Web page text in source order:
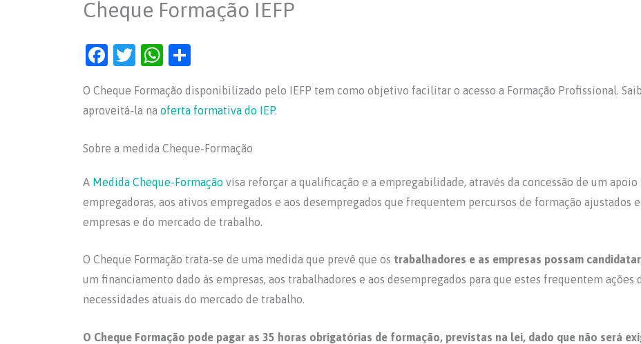
Cheque Formação IEFP
F
c
e
b
o
k
T
itt
er
W
at
s
A
p
ar
e
O Cheque Formação disponibilizado pelo IEFP tem como objetivo facilitar o acesso a Formação Profissional.
aproveitá-la na oferta formativa do IEP.
Sobre a medida Cheque-Formação
A Medida Cheque-Formação visa reforçar a qualificação e a empregabilidade, através da concessão de um
empregadoras, aos ativos empregados e aos desempregados que frequentem percursos de formação ajustados
empresas e do mercado de trabalho.
O Cheque Formação trata-se de uma medida que prevê que os trabalhadores e as empresas possam
um financiamento dado às empresas, aos trabalhadores e aos desempregados para que estes frequentem ações
necessidades atuais do mercado de trabalho.
O Cheque Formação pode pagar as 35 horas obrigatórias de formação, previstas na lei, dado que não será